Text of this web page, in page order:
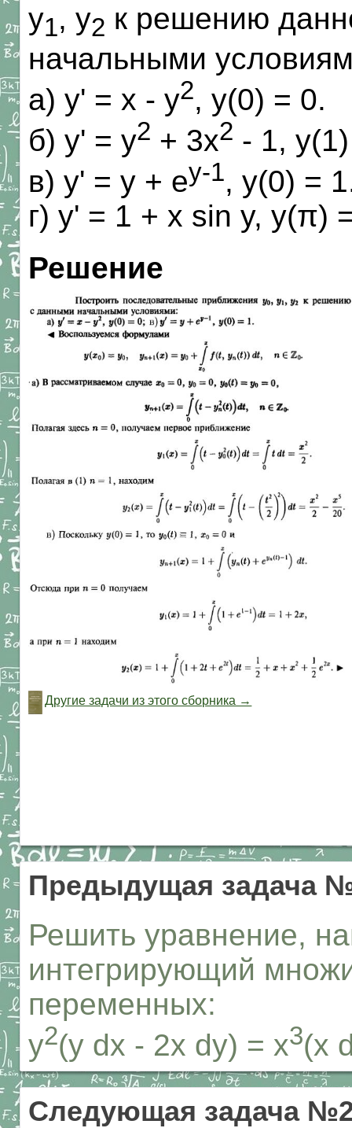
y1, y2 к решению
начальными
а) у' = x - y2, y(0) = 0.
б) y' = y2 + 3x2 - 1,
в) у' = у + ey-1, y(0) =
г) у' = 1 + х sin y, y(π)
Решение
Другие задачи из этого сборника →
Предыдущая задача
Решить уравнение,
интегрирующий
переменных:
y2(y dx - 2x dy) = x3(x
Следующая задача